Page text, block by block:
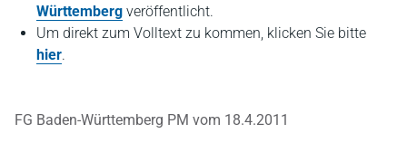
Württemberg veröffentlicht.
Um direkt zum Volltext zu kommen, klicken Sie bitte
hier.
FG Baden-Württemberg PM vom 18.4.2011